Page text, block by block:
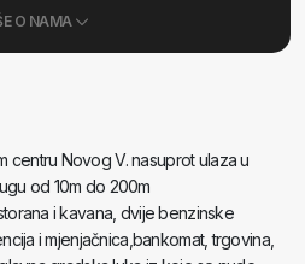
O NAMA
centru Novog V. nasuprot ulaza u
od 10m do 200m
i kavana, dvije benzinske
i mjenjačnica,bankomat, trgovina,